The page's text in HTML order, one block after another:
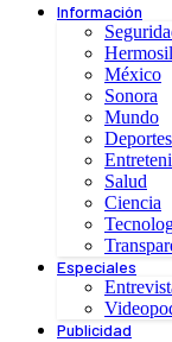
Información
México
Sonora
Mundo
Deportes
Salud
Ciencia
Especiales
Publicidad